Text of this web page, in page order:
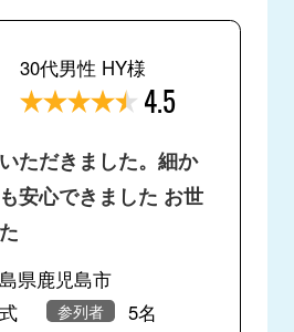
30代男性 HY様
4.5
ただきました。細か
安心できました お世
県鹿児島市
参列者 5名